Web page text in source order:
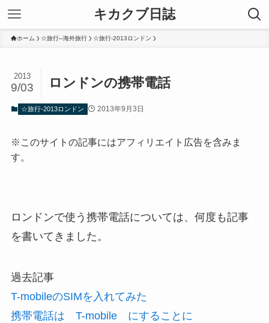
キカクブ日誌
ホーム ☆旅行─海外旅行 ☆旅行-2013ロンドン
ロンドンの携帯電話
2013
9/03
☆旅行-2013ロンドン 2013年9月3日
※このサイトの記事にはアフィリエイト広告を含みま
す。
ロンドンで使う携帯電話については、何度も記事
を書いてきました。
過去記事
T-mobileのSIMを入れてみた
携帯電話は T-mobile にすることに